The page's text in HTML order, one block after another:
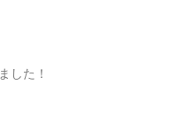
した！